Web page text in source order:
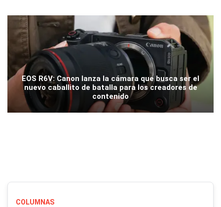
EOS R6V: Canon lanza la cámara que busca ser el
nuevo caballito de batalla para los creadores de
contenido
COLUMNAS